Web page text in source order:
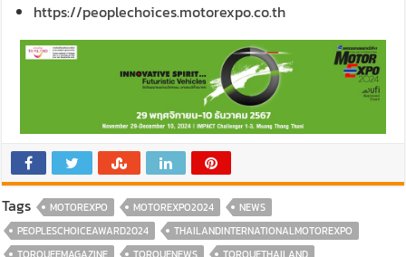
https://peoplechoices.motorexpo.co.th
Tags MOTOREXPO MOTOREXPO2024
NEWS
PEOPLESCHOICEAWARD2024
THAILANDINTERNATIONALMOTOREXPO